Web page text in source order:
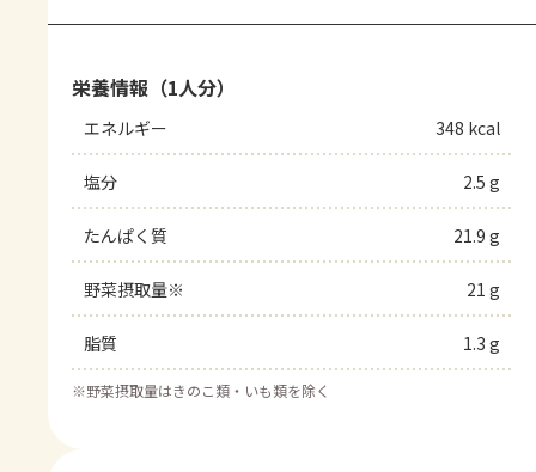
栄養情報（1人分）
エネルギー 348 kcal
塩分 2.5 g
たんぱく質 21.9 g
野菜摂取量※ 21 g
脂質 1.3 g
※野菜摂取量はきのこ類・いも類を除く